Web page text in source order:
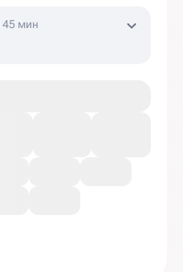
45 мин